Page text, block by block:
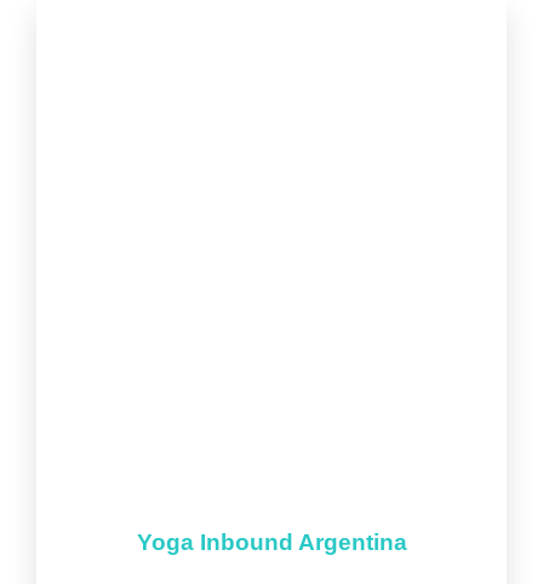
Yoga Inbound Argentina